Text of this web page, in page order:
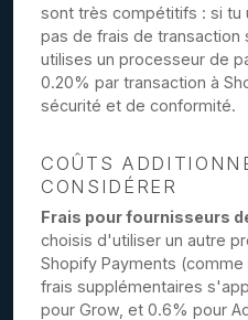
sont très compétitifs : si tu
pas de frais de transaction
utilises un processeur de
0.20% par transaction à
sécurité et de conformité.
COÛTS
CONSIDÉRER
Frais pour fournisseurs
choisis d'utiliser un autre
Shopify Payments
frais supplémentaires
pour Grow, et 0.6% pour